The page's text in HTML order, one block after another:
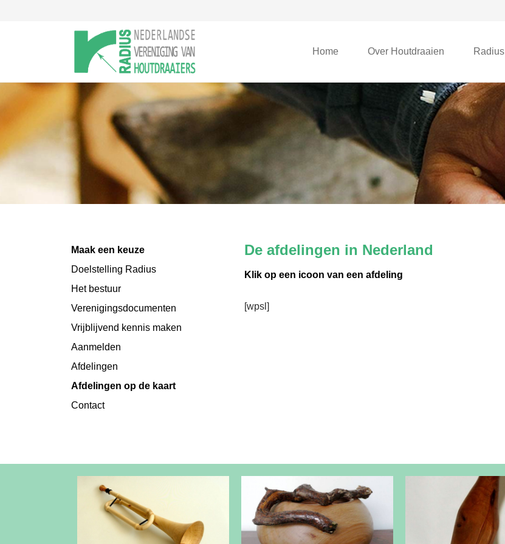
Home Over Houtdraaien Radius
Maak een keuze
Doelstelling Radius
Het bestuur
Verenigingsdocumenten
Vrijblijvend kennis maken
Aanmelden
Afdelingen
Afdelingen op de kaart
Contact
De afdelingen in Nederland
Klik op een icoon van een afdeling
[wpsl]